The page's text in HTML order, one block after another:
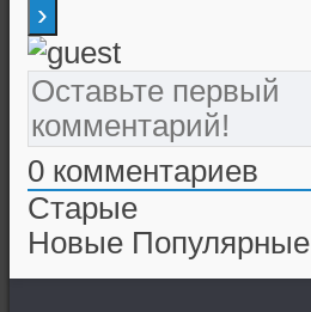
0 комментариев
Старые
Новые Популярные